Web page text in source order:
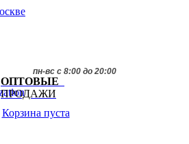
пн-вс с 8:00 до 20:00
ОПТОВЫЕ
ПРОДАЖИ
Корзина пуста